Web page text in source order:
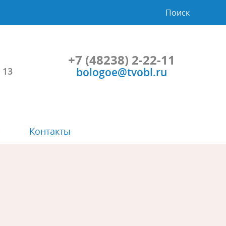
Поиск
+7 (48238) 2-22-11
bologoe@tvobl.ru
Контакты